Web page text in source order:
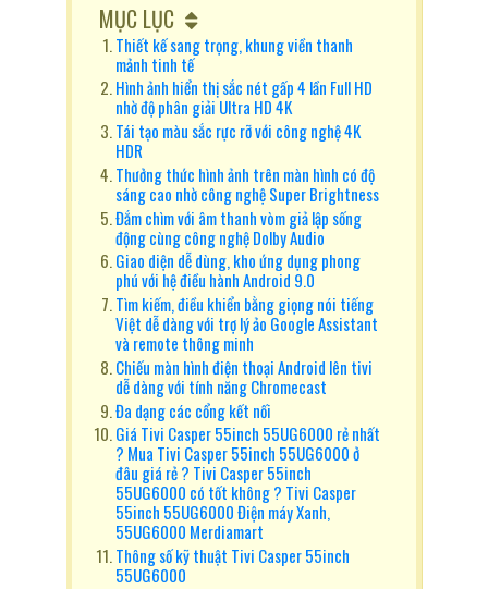
MỤC LỤC
Thiết kế sang trọng, khung viền thanh
mảnh tinh tế
Hình ảnh hiển thị sắc nét gấp 4 lần Full HD
nhờ độ phân giải Ultra HD 4K
Tái tạo màu sắc rực rỡ với công nghệ 4K
HDR
Thưởng thức hình ảnh trên màn hình có độ
sáng cao nhờ công nghệ Super Brightness
Đắm chìm với âm thanh vòm giả lập sống
động cùng công nghệ Dolby Audio
Giao diện dễ dùng, kho ứng dụng phong
phú với hệ điều hành Android 9.0
Tìm kiếm, điều khiển bằng giọng nói tiếng
Việt dễ dàng với trợ lý ảo Google Assistant
và remote thông minh
Chiếu màn hình điện thoại Android lên tivi
dễ dàng với tính năng Chromecast
Đa dạng các cổng kết nối
Giá Tivi Casper 55inch 55UG6000 rẻ nhất
? Mua Tivi Casper 55inch 55UG6000 ở
đâu giá rẻ ? Tivi Casper 55inch
55UG6000 có tốt không ? Tivi Casper
55inch 55UG6000 Điện máy Xanh,
55UG6000 Merdiamart
Thông số kỹ thuật Tivi Casper 55inch
55UG6000